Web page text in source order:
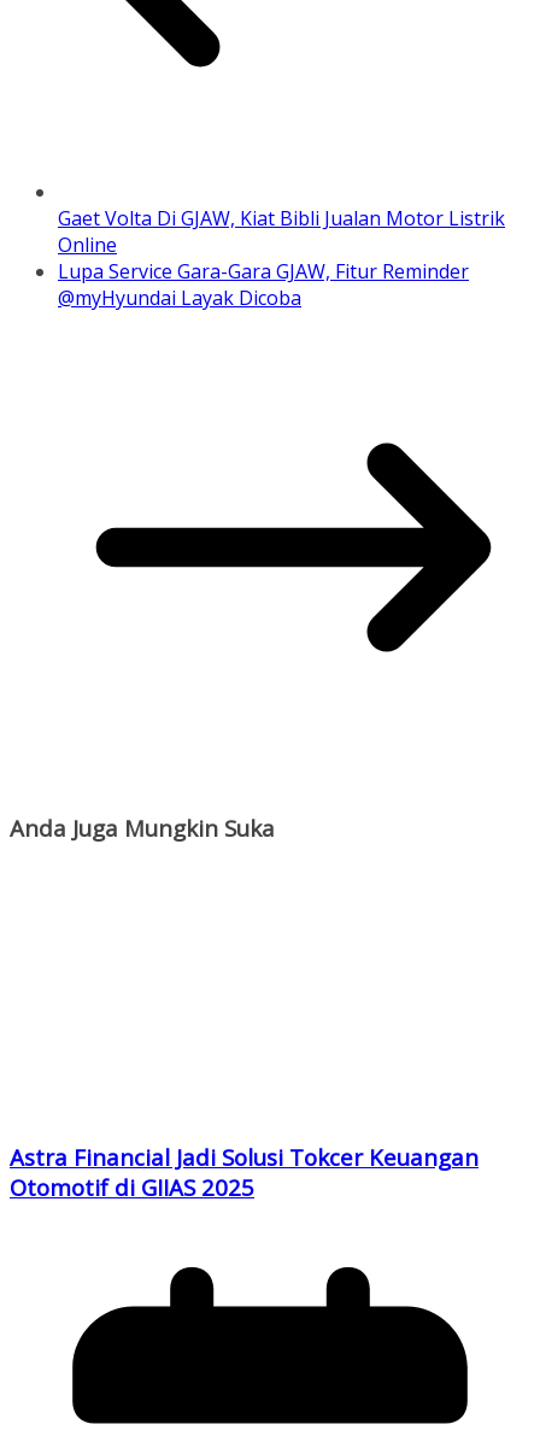
Gaet Volta Di GJAW, Kiat Bibli Jualan Motor Listrik
Online
Lupa Service Gara-Gara GJAW, Fitur Reminder
@myHyundai Layak Dicoba
Anda Juga Mungkin Suka
Astra Financial Jadi Solusi Tokcer Keuangan
Otomotif di GIIAS 2025